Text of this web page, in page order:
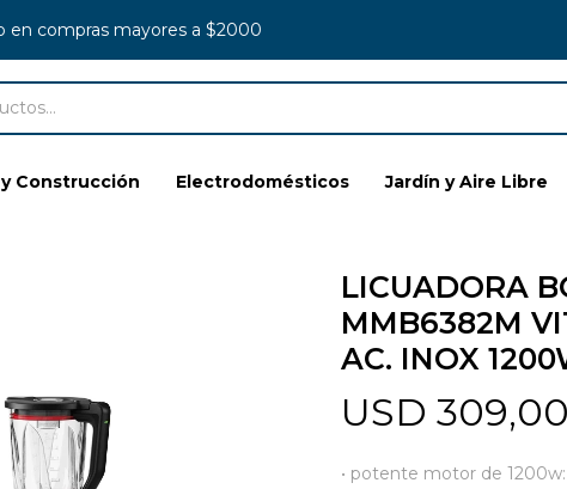
Construcción Electrodomésticos Jardín y Aire Libre
en compras mayores a $2000
LICUADORA
MMB6382M
AC. INOX
USD 309,00
• potente motor de